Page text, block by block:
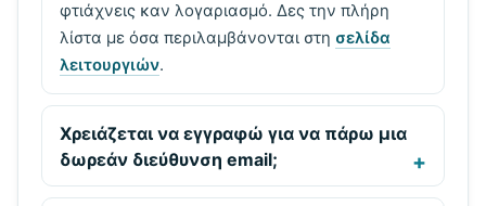
φτιάχνεις καν λογαριασμό. Δες την πλήρη
λίστα με όσα περιλαμβάνονται στη σελίδα
λειτουργιών.
Χρειάζεται να εγγραφώ για να πάρω μια
δωρεάν διεύθυνση email;